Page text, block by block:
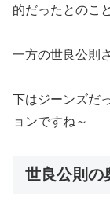
的だったとのこ
一方の世良公則
下はジーンズだ
ョンですね～
世良公則の